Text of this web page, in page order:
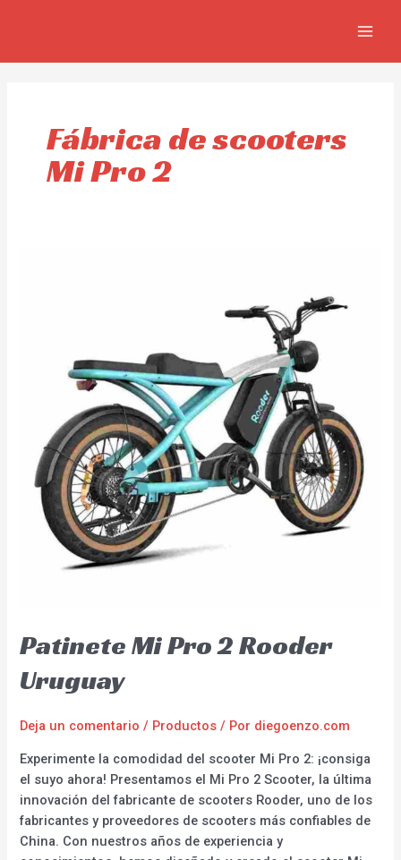
Fábrica de scooters
Mi Pro 2
Patinete Mi Pro 2 Rooder
Uruguay
Deja un comentario / Productos / Por diegoenzo.com
Experimente la comodidad del scooter Mi Pro 2: ¡consiga
el suyo ahora! Presentamos el Mi Pro 2 Scooter, la última
innovación del fabricante de scooters Rooder, uno de los
fabricantes y proveedores de scooters más confiables de
China. Con nuestros años de experiencia y